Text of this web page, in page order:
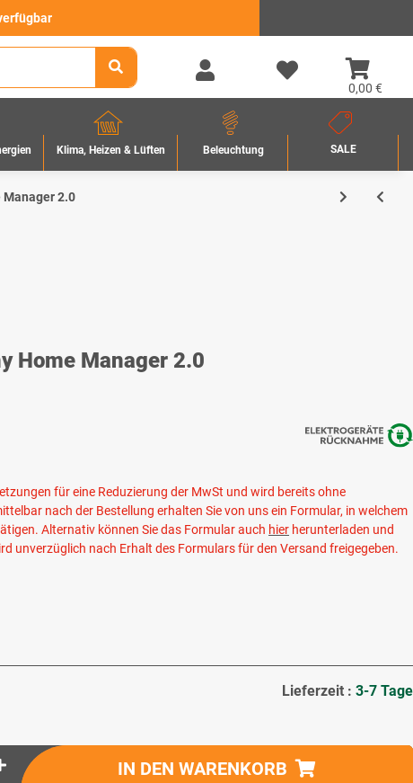
0,00 €
Klima, Heizen & Lüften Beleuchtung SALE
Manager 2.0
Home Manager 2.0
für eine Reduzierung der MwSt und wird bereits ohne
nach der Bestellung erhalten Sie von uns ein Formular, in welchem
Alternativ können Sie das Formular auch hier herunterladen und
unverzüglich nach Erhalt des Formulars für den Versand freigegeben.
Lieferzeit : 3-7 Tage
IN DEN WARENKORB